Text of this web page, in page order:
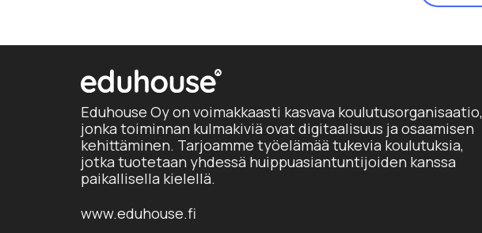
Eduhouse Oy on voimakkaasti kasvava koulutusorganisaatio,
jonka toiminnan kulmakiviä ovat digitaalisuus ja osaamisen
kehittäminen. Tarjoamme työelämää tukevia koulutuksia,
jotka tuotetaan yhdessä huippuasiantuntijoiden kanssa
paikallisella kielellä.
www.eduhouse.fi